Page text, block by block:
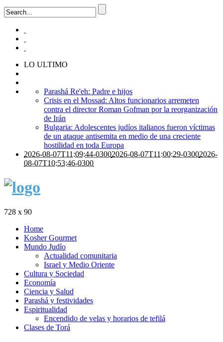
LO ULTIMO
Parashá Re'eh: Padre e hijos
Crisis en el Mossad: Altos funcionarios arremeten
contra el director Roman Gofman por la reorganización
de Irán
Bulgaria: Adolescentes judíos italianos fueron víctimas
de un ataque antisemita en medio de una creciente
hostilidad en toda Europa
2026-08-07T11:09:44-03002026-08-07T11:00:29-03002026-
08-07T10:53:46-0300
728 x 90
Home
Kosher Gourmet
Mundo Judío
Actualidad comunitaria
Israel y Medio Oriente
Cultura y Sociedad
Economía
Ciencia y Salud
Parashá y festividades
Espiritualidad
Encendido de velas y horarios de tefilá
Clases de Torá